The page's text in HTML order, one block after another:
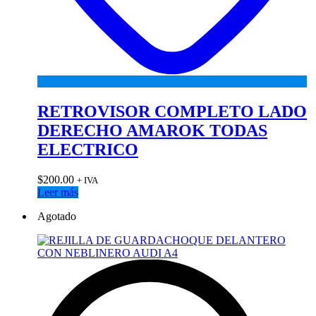
RETROVISOR COMPLETO LADO
DERECHO AMAROK TODAS
ELECTRICO
$200.00 + IVA
Leer más
Agotado